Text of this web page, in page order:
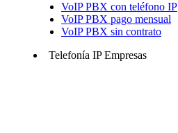
VoIP PBX con teléfono IP
VoIP PBX pago mensual
VoIP PBX sin contrato
Telefonía IP Empresas